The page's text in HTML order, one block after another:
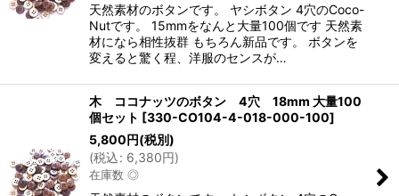
天然素材のボタンです。 ヤシボタン 4穴のCoco-
Nutです。 15mmをなんと大量100個です 天然素
材になら相性抜群 もちろん新品です。 ボタンを
変えると驚く程、洋服のセンスが…
木 ココナッツのボタン 4穴 18mm 大量100
個セット [330-CO104-4-018-000-100]
5,800円(税別)
(税込: 6,380円)
在庫数 ◎